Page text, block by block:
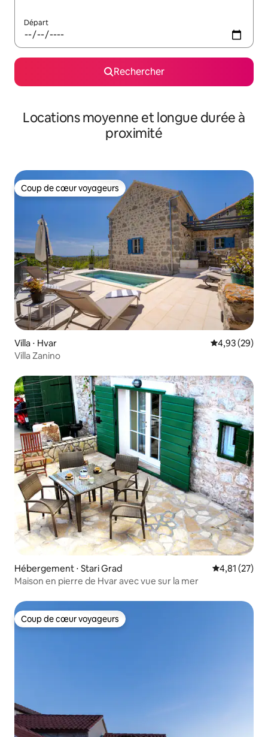
Départ
Rechercher
Locations moyenne et longue durée à
proximité
Coup de cœur voyageurs
Coup de cœur voyageurs
Villa ⋅ Hvar Évaluation
4,93 (29)
Villa Zanino
Hébergement ⋅ Stari Grad Évaluation
4,81 (27)
Maison en pierre de Hvar avec vue sur la mer
Coup de cœur voyageurs
Coup de cœur voyageurs